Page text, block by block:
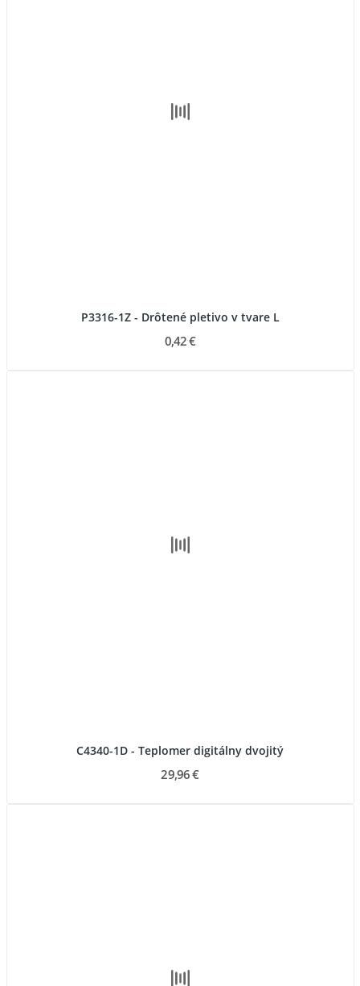
P3316-1Z - Drôtené pletivo v tvare L
0,42 €
C4340-1D - Teplomer digitálny dvojitý
29,96 €